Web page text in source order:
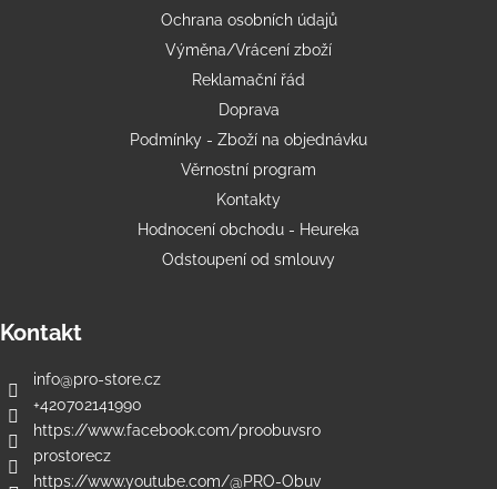
Ochrana osobních údajů
Výměna/Vrácení zboží
Reklamační řád
Doprava
Podmínky - Zboží na objednávku
Věrnostní program
Kontakty
Hodnocení obchodu - Heureka
Odstoupení od smlouvy
Kontakt
info@pro-store.cz
+420702141990
https://www.facebook.com/proobuvsro
prostorecz
https://www.youtube.com/@PRO-Obuv